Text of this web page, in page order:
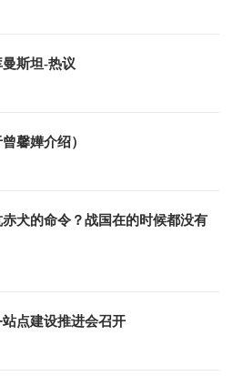
斯坦-热议
馨嬅介绍）
犬的命令？战国在的时候都没有
点建设推进会召开